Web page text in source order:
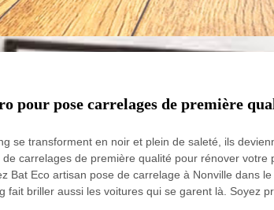
pour pose carrelages de première
se transforment en noir et plein de saleté, ils
de carrelages de première qualité pour rénover
Bat Eco artisan pose de carrelage à Nonville dans
fait briller aussi les voitures qui se garent là. Soyez